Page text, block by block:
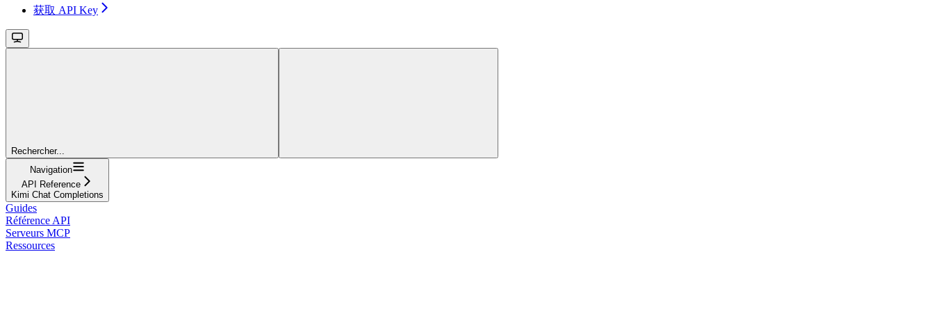
获取 API Key
Rechercher...
Navigation
API Reference
Kimi Chat Completions
Guides
Référence API
Serveurs MCP
Ressources